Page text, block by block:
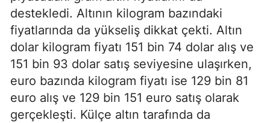
destekledi. Altının kilogram bazındaki
fiyatlarında da yükseliş dikkat çekti. Altın
dolar kilogram fiyatı 151 bin 74 dolar alış ve
151 bin 93 dolar satış seviyesine ulaşırken,
euro bazında kilogram fiyatı ise 129 bin 81
euro alış ve 129 bin 151 euro satış olarak
gerçekleşti. Külçe altın tarafında da